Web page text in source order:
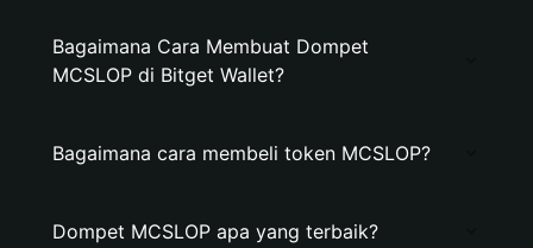
Bagaimana Cara Membuat Dompet
MCSLOP di Bitget Wallet?
Bagaimana cara membeli token MCSLOP?
Dompet MCSLOP apa yang terbaik?